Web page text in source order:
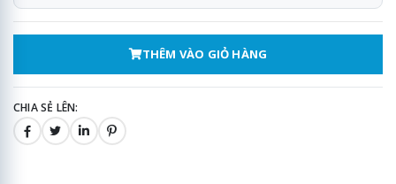
THÊM VÀO GIỎ HÀNG
CHIA SẺ LÊN: